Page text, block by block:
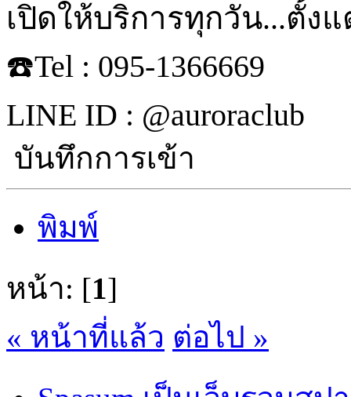
เปิดให้บริการทุกวัน...ตั้งแ
☎️Tel : 095-1366669
LINE ID : @auroraclub
บันทึกการเข้า
พิมพ์
หน้า: [1]
« หน้าที่แล้ว ต่อไป »